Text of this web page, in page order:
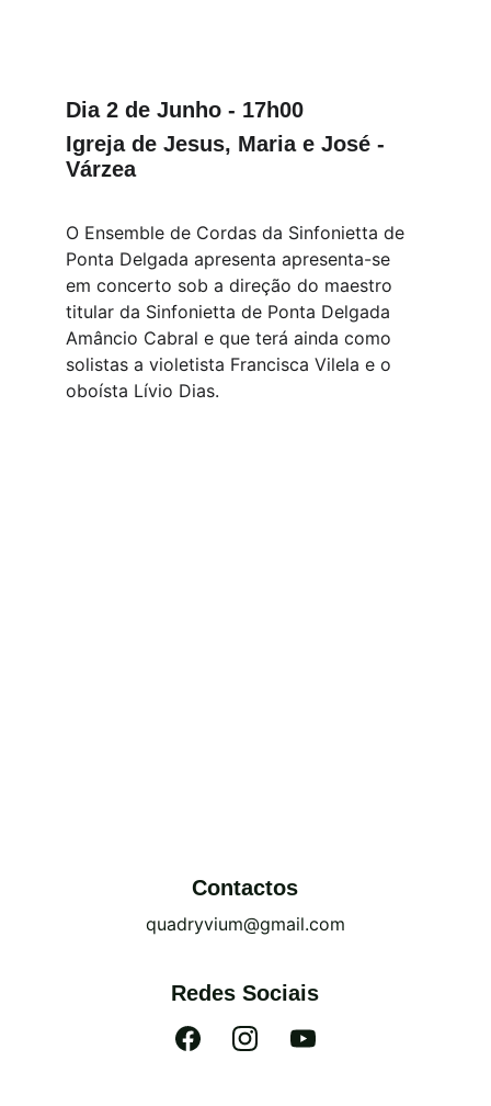
Dia 2 de Junho - 17h00
Igreja de Jesus, Maria e José -
Várzea
O Ensemble de Cordas da Sinfonietta de
Ponta Delgada apresenta apresenta-se
em concerto sob a direção do maestro
titular da Sinfonietta de Ponta Delgada
Amâncio Cabral e que terá ainda como
solistas a violetista Francisca Vilela e o
oboísta Lívio Dias.
Contactos
quadryvium@gmail.com
Redes Sociais